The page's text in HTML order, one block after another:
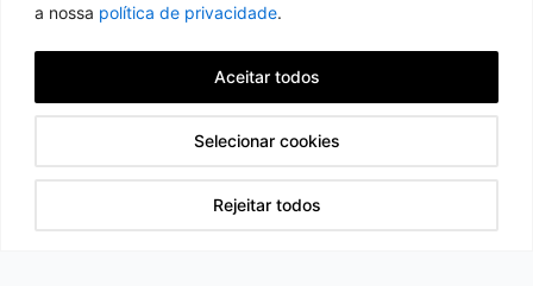
a nossa política de privacidade.
Selecionar cookies
Rejeitar todos
Aceitar todos